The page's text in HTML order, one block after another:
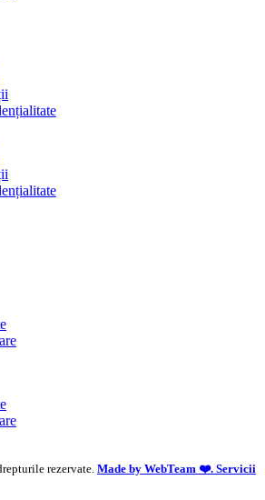
rezervate. Made by WebTeam ❤️. Servicii